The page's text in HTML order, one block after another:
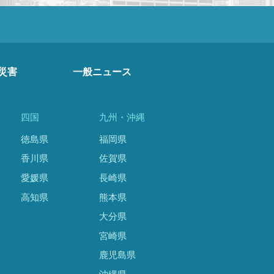
害 一般ニュース
四国
徳島県
香川県
愛媛県
高知県
九州・沖縄
福岡県
佐賀県
長崎県
熊本県
大分県
宮崎県
鹿児島県